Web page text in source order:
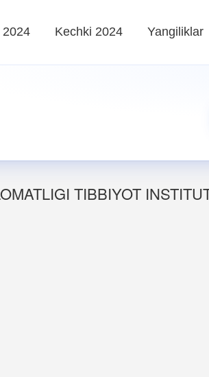
2024 Kechki 2024 Yangiliklar
TIBBIYOT